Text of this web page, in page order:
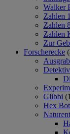
Walker
Zahlen
Zahlen
Zahlen
Zur
Forscherecke
Glibbi
Hex